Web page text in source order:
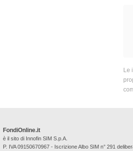
Le
FondiOnline.it
è il sito di Innofin SIM S.p.A.
P. IVA 09150670967 - Iscrizione Albo SIM n° 291